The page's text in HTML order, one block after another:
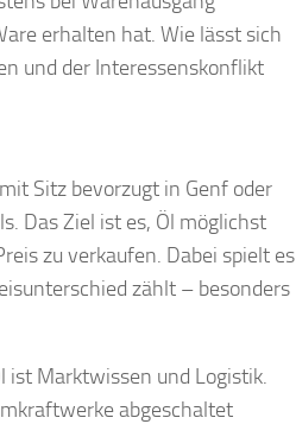
erhalten hat. Wie lässt sich
und der Interessenskonflikt
Sitz bevorzugt in Genf oder
Das Ziel ist es, Öl möglichst
zu verkaufen. Dabei spielt es
zählt – besonders
ist Marktwissen und Logistik.
abgeschaltet